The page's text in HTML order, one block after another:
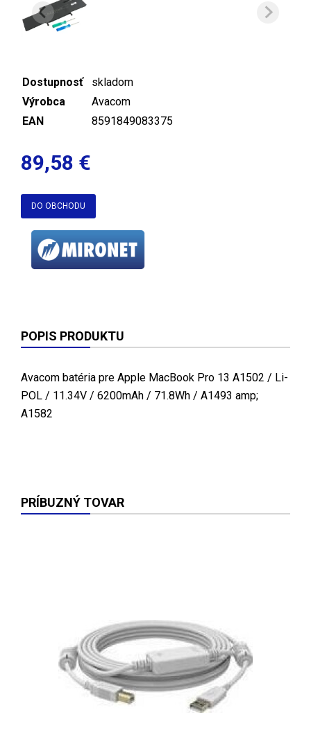
Dostupnosť
skladom
Výrobca
Avacom
EAN
8591849083375
89,58 €
DO OBCHODU
POPIS PRODUKTU
Avacom batéria pre Apple MacBook Pro 13 A1502 / Li-
POL / 11.34V / 6200mAh / 71.8Wh / A1493 amp;
A1582
PRÍBUZNÝ TOVAR